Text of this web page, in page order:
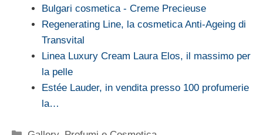
Bulgari cosmetica - Creme Precieuse
Regenerating Line, la cosmetica Anti-Ageing di
Transvital
Linea Luxury Cream Laura Elos, il massimo per
la pelle
Estée Lauder, in vendita presso 100 profumerie
la…